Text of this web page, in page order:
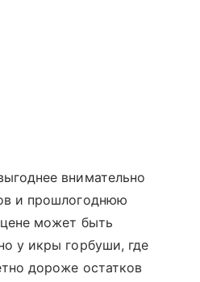
внимательно
и прошлогоднюю
может быть
у икры горбуши, где
дороже остатков